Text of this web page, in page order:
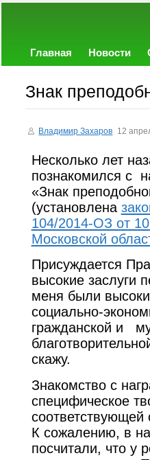
Главная Новости
Знак
Владимир Захаров 12
Несколько лет
познакомился с
«Знак
(установлена
104/2014-ОЗ от
Московской
Присуждается
высокие заслуги
меня были
социально-
гражданской и
скажу.
Знакомство с
специфическое
соответствующей
К сожалению, в
посчитали, что у